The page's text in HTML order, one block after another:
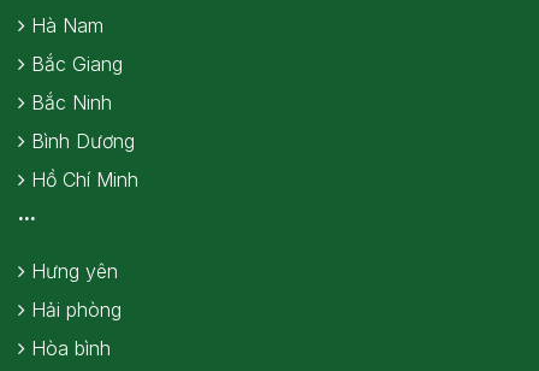
Hà Nam
Bắc Giang
Bắc Ninh
Bình Dương
Hồ Chí Minh
...
Hưng yên
Hải phòng
Hòa bình